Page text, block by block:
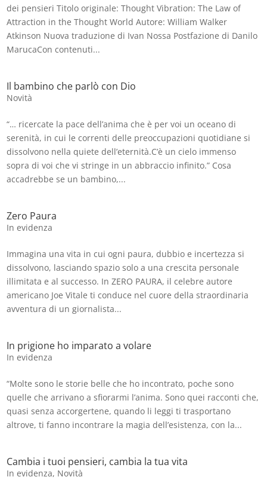
dei pensieri Titolo originale: Thought Vibration: The Law of
Attraction in the Thought World Autore: William Walker
Atkinson Nuova traduzione di Ivan Nossa Postfazione di Danilo
MarucaCon contenuti...
Il bambino che parlò con Dio
Novità
“… ricercate la pace dell’anima che è per voi un oceano di
serenità, in cui le correnti delle preoccupazioni quotidiane si
dissolvono nella quiete dell’eternità.C’è un cielo immenso
sopra di voi che vi stringe in un abbraccio infinito.” Cosa
accadrebbe se un bambino,...
Zero Paura
In evidenza
Immagina una vita in cui ogni paura, dubbio e incertezza si
dissolvono, lasciando spazio solo a una crescita personale
illimitata e al successo. In ZERO PAURA, il celebre autore
americano Joe Vitale ti conduce nel cuore della straordinaria
avventura di un giornalista...
In prigione ho imparato a volare
In evidenza
“Molte sono le storie belle che ho incontrato, poche sono
quelle che arrivano a sfiorarmi l’anima. Sono quei racconti che,
quasi senza accorgertene, quando li leggi ti trasportano
altrove, ti fanno incontrare la magia dell’esistenza, con la...
Cambia i tuoi pensieri, cambia la tua vita
In evidenza, Novità